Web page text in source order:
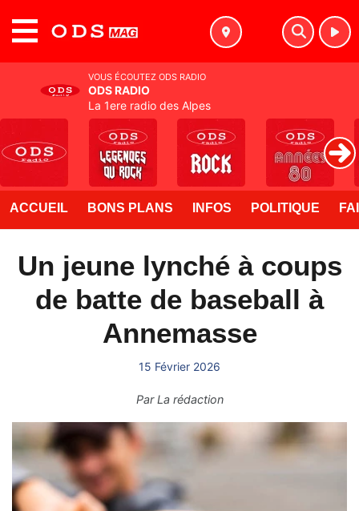
ACCUEIL BONS PLANS INFOS POLITIQUE
Un jeune lynché à coups
de batte de baseball à
Annemasse
15 Février 2026
ParLa rédaction
VOUS ÉCOUTEZ ODS RADIO
ODS RADIO
La 1ere radio des Alpes